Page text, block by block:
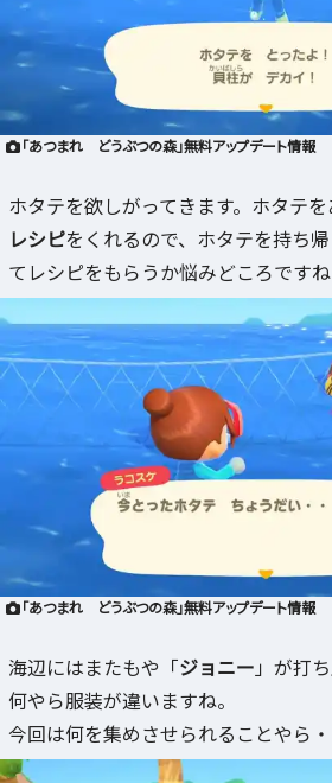
「あつまれ どうぶつの森」無料アップデート情報
ホタテを欲しがってきます。ホタテ
レシピをくれるので、ホタテを持ち
てレシピをもらうか悩みどころですね
「あつまれ どうぶつの森」無料アップデート情報
海辺にはまたもや「ジョニー 」が打
何やら服装が違いますね。
今回は何を集めさせられることやら・